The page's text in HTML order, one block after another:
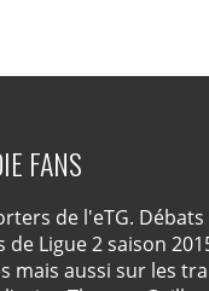
FANS
de l'eTG.
de Ligue 2 saison
mais aussi sur les